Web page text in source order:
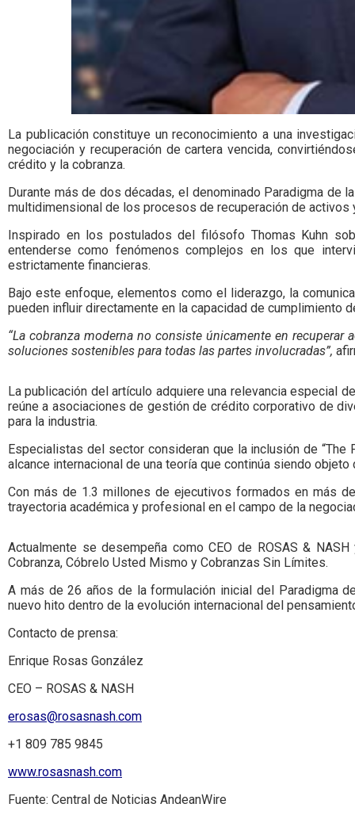
La publicación constituye un reconocimiento a una
negociación y recuperación de cartera vencida,
crédito y la cobranza.
Durante más de dos décadas, el denominado Paradigma de
multidimensional de los procesos de recuperación de
Inspirado en los postulados del filósofo Thomas Kuhn
entenderse como fenómenos complejos en los que
estrictamente financieras.
Bajo este enfoque, elementos como el liderazgo, la
pueden influir directamente en la capacidad de cumplimiento
“La cobranza moderna no consiste únicamente en
soluciones sostenibles para todas las partes involucradas”,
La publicación del artículo adquiere una relevancia especial
reúne a asociaciones de gestión de crédito corporativo de
para la industria.
Especialistas del sector consideran que la inclusión de
alcance internacional de una teoría que continúa siendo
Con más de 1.3 millones de ejecutivos formados en más
trayectoria académica y profesional en el campo de la
Actualmente se desempeña como CEO de ROSAS &
Cobranza, Cóbrelo Usted Mismo y Cobranzas Sin Límites.
A más de 26 años de la formulación inicial del Paradigma
nuevo hito dentro de la evolución internacional del
Contacto de prensa:
Enrique Rosas González
CEO – ROSAS & NASH
erosas@rosasnash.com
+1 809 785 9845
www.rosasnash.com
Fuente: Central de Noticias AndeanWire